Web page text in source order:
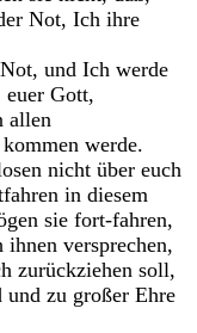
Not, Ich ihre
und Ich werde
Gott,
allen
werde.
nicht über euch
in diesem
sie fort-fahren,
versprechen,
zurückziehen soll,
zu großer Ehre